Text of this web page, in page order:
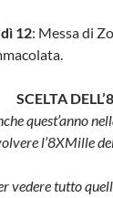
12: Messa di
SCELTA
quest’anno
l’8XMille
vedere tutto